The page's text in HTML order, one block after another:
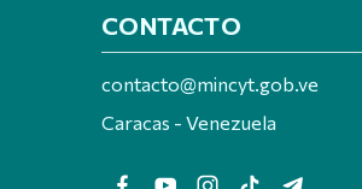
CONTACTO
contacto@mincyt.gob.ve
Caracas - Venezuela